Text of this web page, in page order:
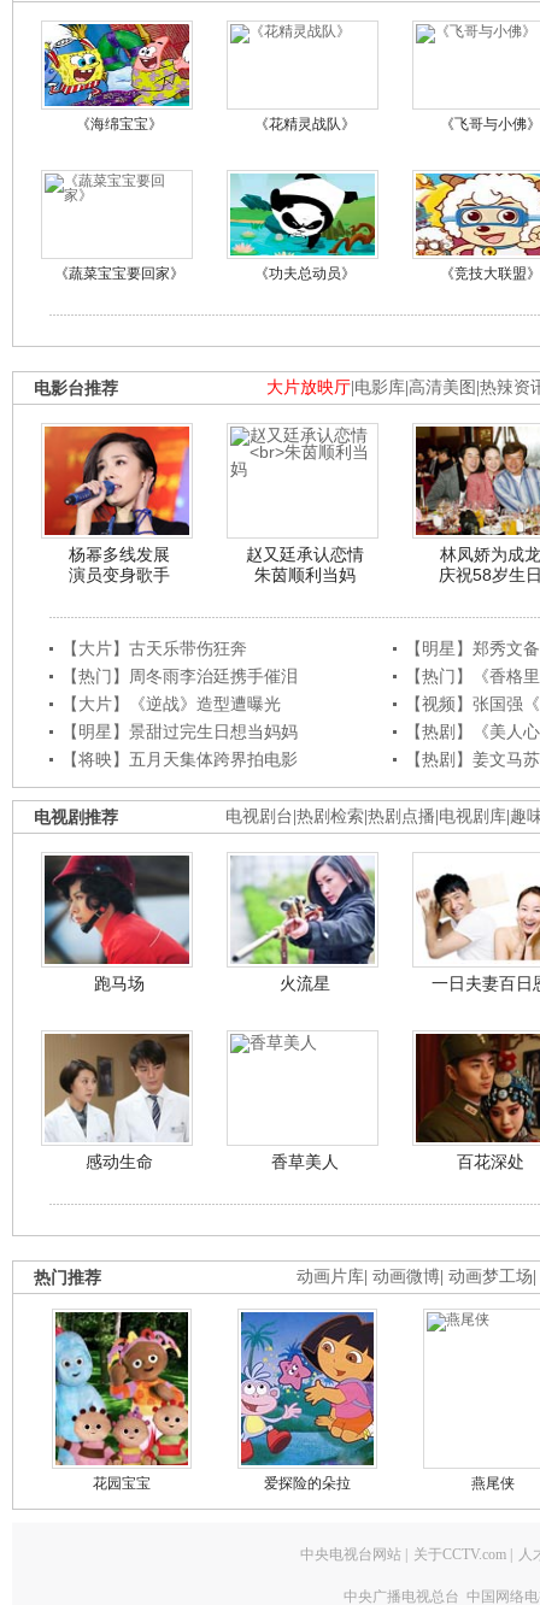
《海绵宝宝》 《花精灵战队》 《飞哥与小佛》
《蔬菜宝宝要回家》 《功夫总动员》 《竞技大联盟》
大片放映厅 电影库 高清美图 热辣资
电影台推荐
杨幂多线发展
演员变身歌手
赵又廷承认恋情
朱茵顺利当妈
林凤娇为成龙
庆祝58岁生
【大片】古天乐带伤狂奔
【明星】郑秀文
【热门】周冬雨李治廷携手催泪
【热门】《香格
【大片】《逆战》造型遭曝光
【视频】张国强
【明星】景甜过完生日想当妈妈
【热剧】《美人
【将映】五月天集体跨界拍电影
【热剧】姜文马
电视剧台 热剧检索 热剧点播 电视剧库 趣
电视剧推荐
跑马场 火流星 一日夫妻百日
感动生命 香草美人 百花深处
动画片库 动画微博 动画梦工场
热门推荐
花园宝宝 爱探险的朵拉 燕尾侠
中央电视台网站 关于CCTV.com 人
中央广播电视总台 中国网络